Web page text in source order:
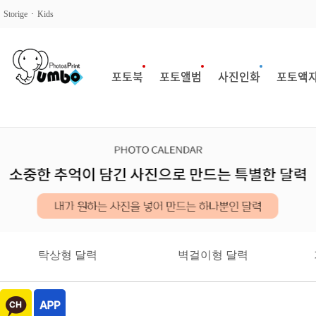
Storige Kids
포토북 포토앨범 사진인화 포토액
탁상형 달력 벽걸이형 달력